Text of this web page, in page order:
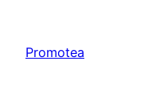
contenido
Promotea